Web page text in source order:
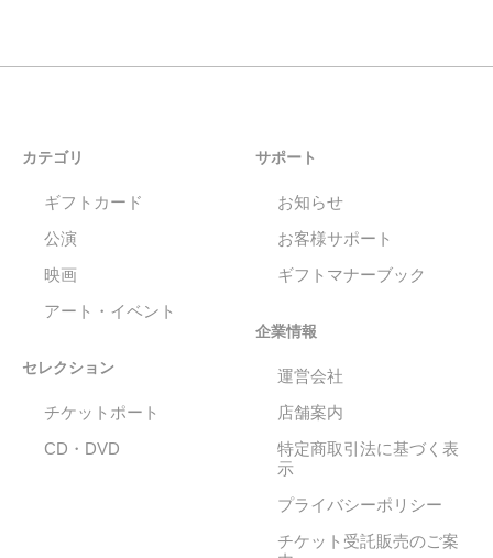
カテゴリ
ギフトカード
公演
映画
アート・イベント
セレクション
チケットポート
CD・DVD
サポート
お知らせ
お客様サポート
ギフトマナーブック
企業情報
運営会社
店舗案内
特定商取引法に基づく表
示
プライバシーポリシー
チケット受託販売のご案